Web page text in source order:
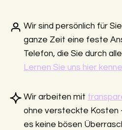
Wir sind persönlich für
ganze Zeit eine feste
Telefon, die Sie durch
Lernen Sie uns hier
Wir arbeiten mit
ohne versteckte Kosten
es keine bösen